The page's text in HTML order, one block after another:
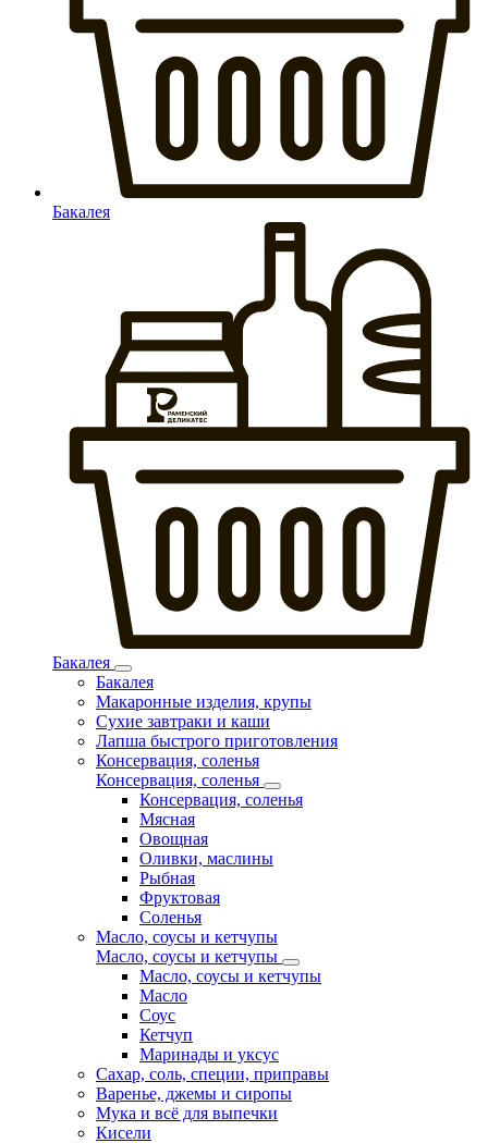
Бакалея
Бакалея
Бакалея
Макаронные изделия, крупы
Сухие завтраки и каши
Лапша быстрого приготовления
Консервация, соленья
Консервация, соленья
Консервация, соленья
Мясная
Овощная
Оливки, маслины
Рыбная
Фруктовая
Соленья
Масло, соусы и кетчупы
Масло, соусы и кетчупы
Масло, соусы и кетчупы
Масло
Соус
Кетчуп
Маринады и уксус
Сахар, соль, специи, приправы
Варенье, джемы и сиропы
Мука и всё для выпечки
Кисели